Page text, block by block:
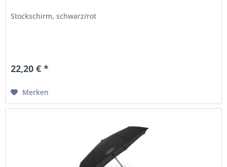
Stockschirm, schwarz/rot
22,20 € *
Merken